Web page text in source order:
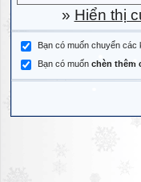
» Hiển thị
Bạn có muốn chuyển
Bạn có muốn chèn thêm